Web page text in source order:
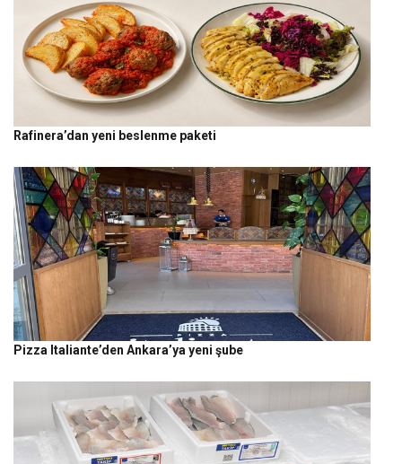
Rafinera’dan yeni beslenme paketi
Pizza Italiante’den Ankara’ya yeni şube